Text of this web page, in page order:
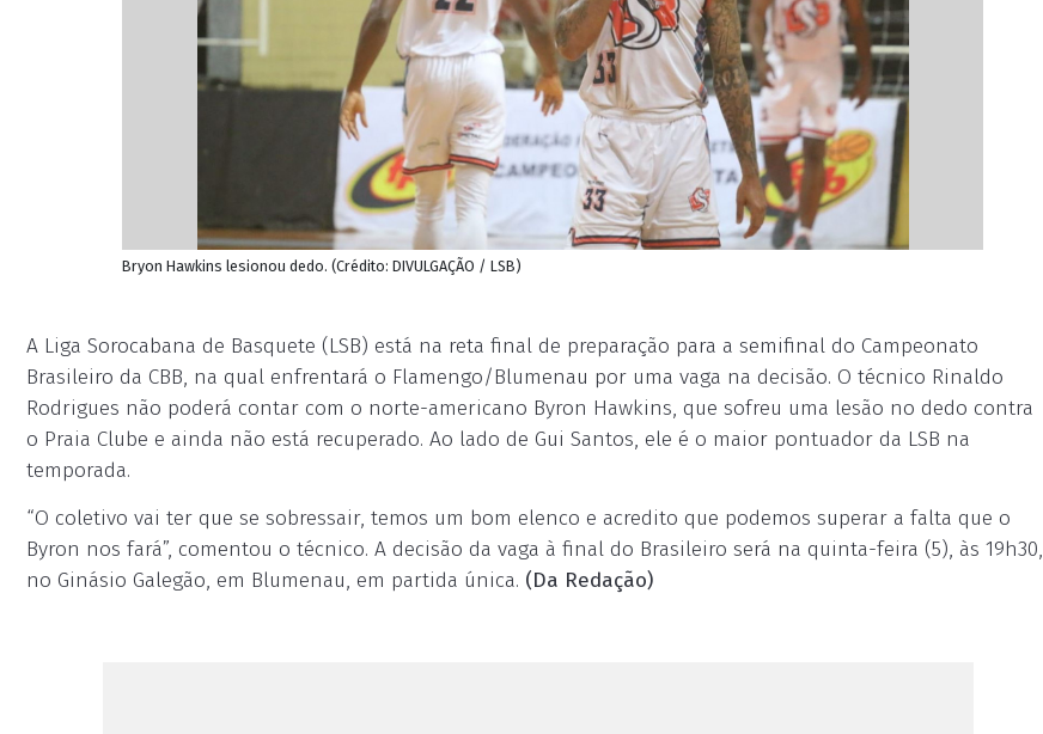
Bryon Hawkins lesionou dedo. (Crédito: DIVULGAÇÃO / LSB)
A Liga Sorocabana de Basquete (LSB) está na reta final de preparação para a semifinal do Campeonato
Brasileiro da CBB, na qual enfrentará o Flamengo/Blumenau por uma vaga na decisão. O técnico Rinaldo
Rodrigues não poderá contar com o norte-americano Byron Hawkins, que sofreu uma lesão no dedo contra
o Praia Clube e ainda não está recuperado. Ao lado de Gui Santos, ele é o maior pontuador da LSB na
temporada.
“O coletivo vai ter que se sobressair, temos um bom elenco e acredito que podemos superar a falta que o
Byron nos fará”, comentou o técnico. A decisão da vaga à final do Brasileiro será na quinta-feira (5), às 19h30,
no Ginásio Galegão, em Blumenau, em partida única. (Da Redação)